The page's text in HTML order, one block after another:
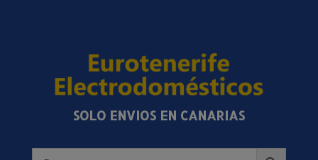
SOLO ENVIOS EN CANARIAS